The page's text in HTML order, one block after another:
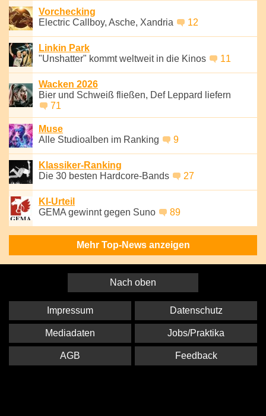
Vorchecking
Electric Callboy, Asche, Xandria
12
Linkin Park
"Unshatter" kommt weltweit in die Kinos
11
Wacken 2026
Bier und Schweiß fließen, Def Leppard liefern
71
Muse
Alle Studioalben im Ranking
9
Klassiker-Ranking
Die 30 besten Hardcore-Bands
27
KI-Urteil
GEMA gewinnt gegen Suno
89
Mehr Top-News anzeigen
Nach oben
Impressum Datenschutz
Mediadaten Jobs/Praktika
AGB Feedback